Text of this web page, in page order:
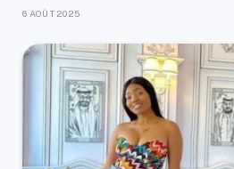
6 AOÛT 2025